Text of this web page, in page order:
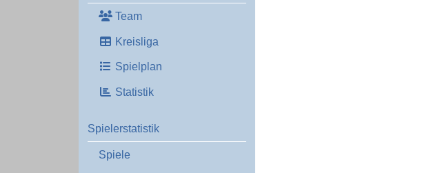
Team
Kreisliga
Spielplan
Statistik
Spielerstatistik
Spiele